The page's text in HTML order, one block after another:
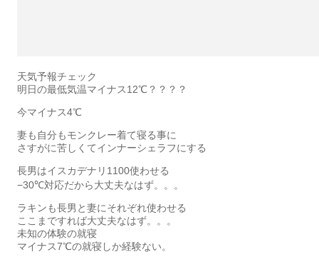
天気予報チェック
明日の最低気温マイナス12℃？？？？
今マイナス4℃
妻も自分もモンクレー着て寝る事に
さすがに苦しくてインナーシェラフにする
長男はイスカデナリ1100使わせる
−30℃対応だから大丈夫なはず。。。
ラキンも長男と妻にそれぞれ使わせる
ここまですれば大丈夫なはず。。。
未知の体験の就寝
マイナス7℃の就寝しか経験ない。